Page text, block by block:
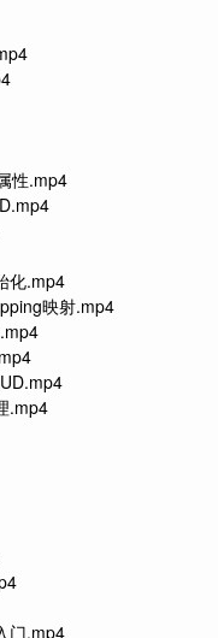
性.mp4
化.mp4
映射.mp4
.mp4
门.mp4